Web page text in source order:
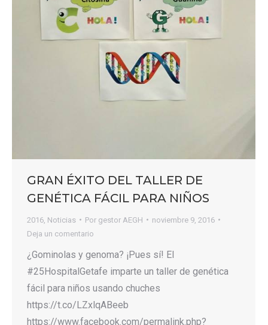
GRAN ÉXITO DEL TALLER DE
GENÉTICA FÁCIL PARA NIÑOS
2016 Noticias Por gestor AEGH
noviembre 9, 2016
Deja un comentario
¿Gominolas y genoma? ¡Pues sí! El
#25HospitalGetafe imparte un taller de genética
fácil para niños usando chuches
https://t.co/LZxlqABeeb
https://www.facebook.com/permalink.php?